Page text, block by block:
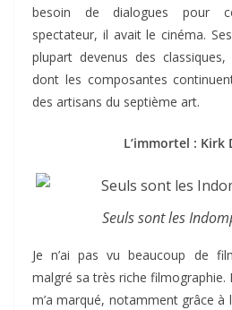
besoin de dialogues pour
spectateur, il avait le cinéma. Ses
plupart devenus des
dont les composantes
des artisans du septième art.
L’immortel : Kirk
Seuls sont les
Je n’ai pas vu beaucoup de
malgré sa très riche filmographie.
m’a marqué, notamment grâce à